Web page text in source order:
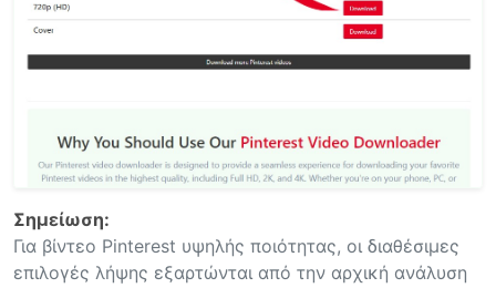
Σημείωση:
Για βίντεο Pinterest υψηλής ποιότητας, οι διαθέσιμες
επιλογές λήψης εξαρτώνται από την αρχική ανάλυση